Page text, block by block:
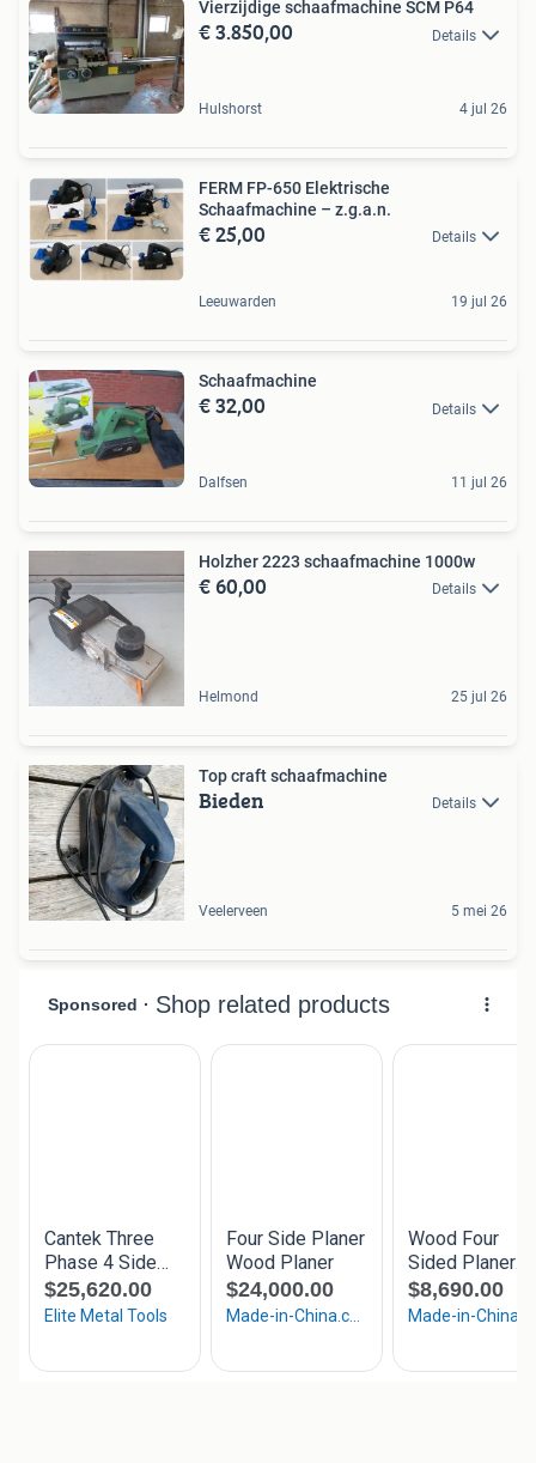
Vierzijdige schaafmachine SCM P64
€ 3.850,00 Details
Hulshorst 4 jul 26
FERM FP-650 Elektrische
Schaafmachine – z.g.a.n.
€ 25,00 Details
Leeuwarden 19 jul 26
Schaafmachine
€ 32,00 Details
Dalfsen 11 jul 26
Holzher 2223 schaafmachine 1000w
€ 60,00 Details
Helmond 25 jul 26
Top craft schaafmachine
Bieden Details
Veelerveen 5 mei 26